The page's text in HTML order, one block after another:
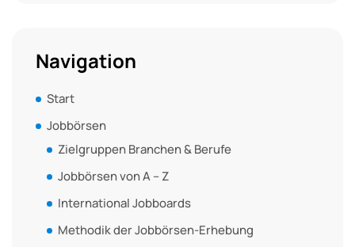
Navigation
Start
Jobbörsen
Zielgruppen Branchen & Berufe
Jobbörsen von A – Z
International Jobboards
Methodik der Jobbörsen-Erhebung